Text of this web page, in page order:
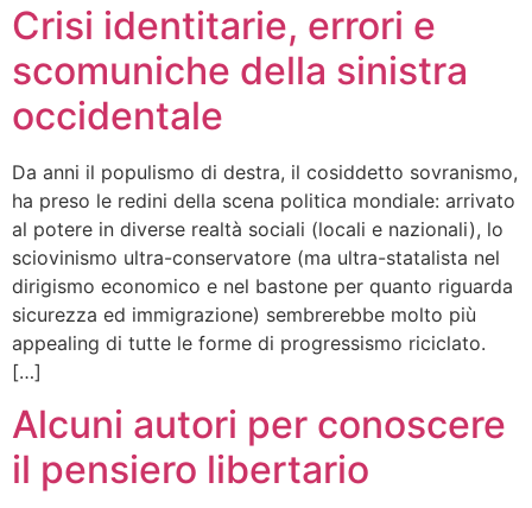
Crisi identitarie, errori e
scomuniche della sinistra
occidentale
Da anni il populismo di destra, il cosiddetto sovranismo,
ha preso le redini della scena politica mondiale: arrivato
al potere in diverse realtà sociali (locali e nazionali), lo
sciovinismo ultra-conservatore (ma ultra-statalista nel
dirigismo economico e nel bastone per quanto riguarda
sicurezza ed immigrazione) sembrerebbe molto più
appealing di tutte le forme di progressismo riciclato.
[…]
Alcuni autori per conoscere
il pensiero libertario